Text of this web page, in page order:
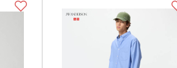
Купить